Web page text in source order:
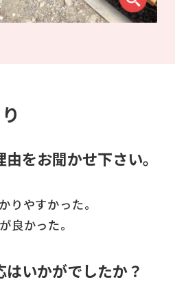
をお聞かせ下さい。
りやすかった。
良かった。
いかがでしたか？